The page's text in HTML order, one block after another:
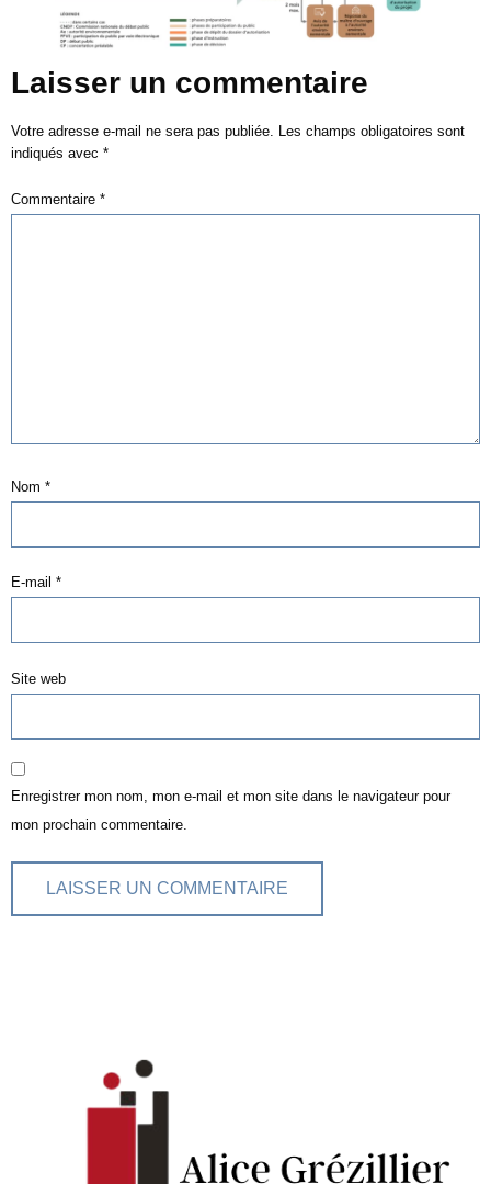
Laisser un commentaire
Votre adresse e-mail ne sera pas publiée. Les champs obligatoires sont
indiqués avec *
Commentaire *
Nom *
E-mail *
Site web
Enregistrer mon nom, mon e-mail et mon site dans le navigateur pour
mon prochain commentaire.